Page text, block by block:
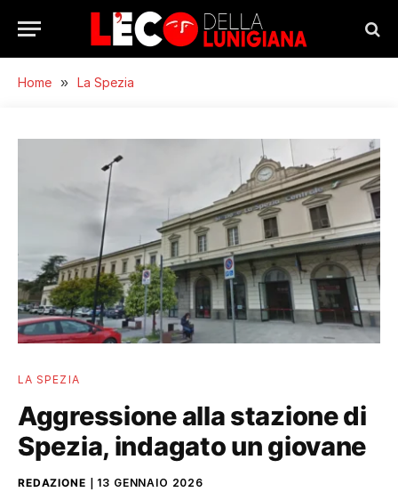
Home » La Spezia
LA SPEZIA
Aggressione alla stazione di
Spezia, indagato un giovane
REDAZIONE 13 GENNAIO 2026